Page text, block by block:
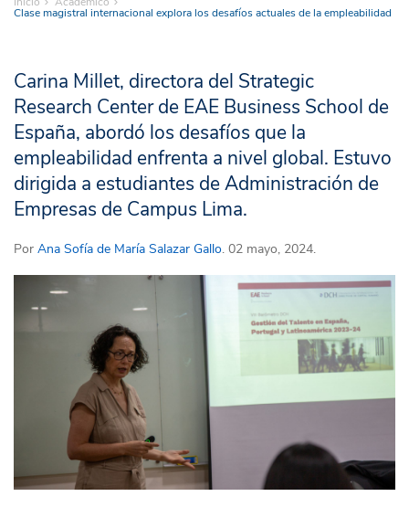
Clase magistral internacional explora los desafíos actuales de la empleabilidad
Carina Millet, directora del Strategic
Research Center de EAE Business School de
España, abordó los desafíos que la
empleabilidad enfrenta a nivel global. Estuvo
dirigida a estudiantes de Administración de
Empresas de Campus Lima.
Por Ana Sofía de María Salazar Gallo. 02 mayo, 2024.